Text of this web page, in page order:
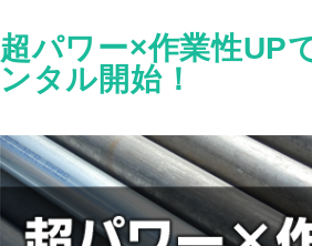
超パワー×作業性UP
ンタル開始！